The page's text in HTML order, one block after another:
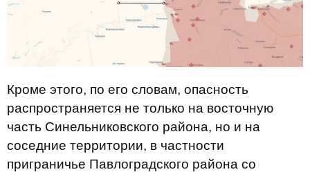
Кроме этого, по его словам, опасность
распространяется не только на восточную
часть Синельниковского района, но и на
соседние территории, в частности
приграничье Павлоградского района со